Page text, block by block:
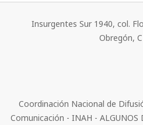
Insurgentes Sur 1940, col.
Obregón,
Coordinación Nacional de
Comunicación - INAH - ALGUNOS